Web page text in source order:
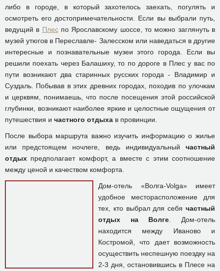
либо в городе, в который захотелось заехать, погулять и
осмотреть его достопримечательности. Если вы выбрали путь,
ведущий в Плеспо Ярославскому шоссе, то можно заглянуть в
музей утюгов в Переславле- Залесском или наведаться в другие
интересные и познавательные музеи этого города. Если вы
решили поехать через Балашиху, то по дороге в Плес у вас по
пути возникают два старинных русских города - Владимир и
Суздаль. Побывав в этих древних городах, походив по улочкам
и церквям, понимаешь, что после посещения этой российской
глубинки, возникают наиболее яркие и целостные ощущения от
путешествия и частного отдыха в провинции.
После выбора маршрута важно изучить информацию о жилье
или предстоящем ночлеге, ведь индивидуальный частный
отдых предполагает комфорт, а вместе с этим соотношение
между ценой и качеством комфорта.
Дом-отель «Волга-Volga» имеет
удобное месторасположение для
тех, кто выбрал для себя частный
отдых на Волге . Дом-отель
находится между Иваново и
Костромой, что дает возможность
осуществить неспешную поездку на
2-3 дня, остановившись в Плесе на